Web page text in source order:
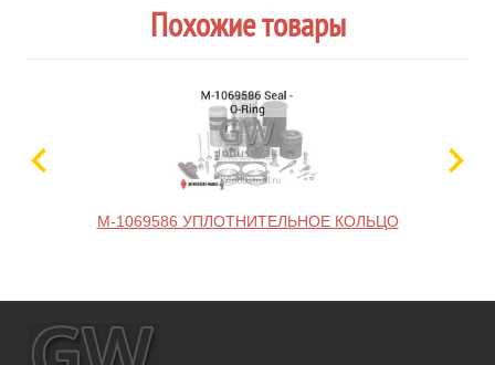
Похожие товары
M-1069586 УПЛОТНИТЕЛЬНОЕ КОЛЬЦО